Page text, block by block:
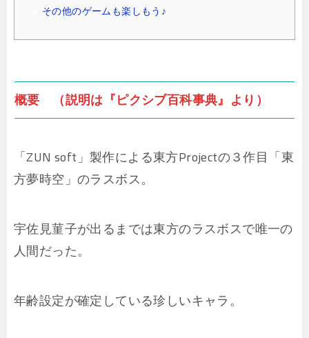
その他のゲームも楽しもう♪
概要 （説明は『ピクシブ百科事典』より）
「ZUN soft」製作による東方Projectの３作目「東
方夢時空」のラスボス。
宇佐見菫子が出るまでは東方のラスボスで唯一の
人間だった。
年齢設定が確定している珍しいキャラ。